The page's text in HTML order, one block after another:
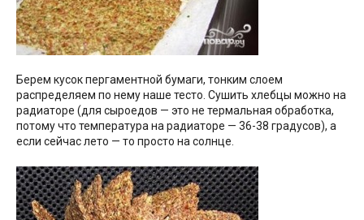
Берем кусок пергаментной бумаги, тонким слоем
распределяем по нему наше тесто. Сушить хлебцы можно на
радиаторе (для сыроедов — это не термальная обработка,
потому что температура на радиаторе — 36-38 градусов), а
если сейчас лето — то просто на солнце.